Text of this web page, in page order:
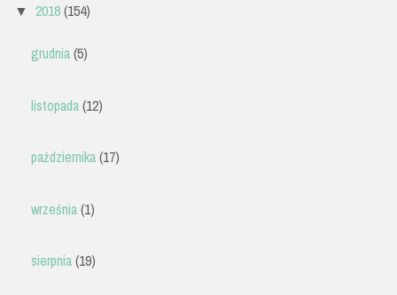
▼ 2018(154)
grudnia(5)
listopada(12)
października(17)
września(1)
sierpnia(19)